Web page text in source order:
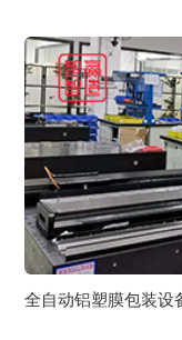
精密激光加工行业
贴装行业
医疗行业
数码喷绘行业
全自动铝塑膜包装设